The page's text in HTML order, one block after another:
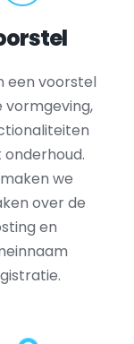
een voorstel
vormgeving,
onderhoud.
we
over de
en